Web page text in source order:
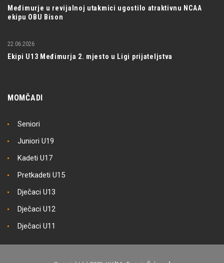
Međimurje u revijalnoj utakmici ugostilo atraktivnu NCAA
ekipu OBU Bison
Ekipi U13 Međimurja 2. mjesto u Ligi prijateljstva
22.06.2026
MOMČADI
Seniori
Juniori U19
Kadeti U17
Pretkadeti U15
Dječaci U13
Dječaci U12
Dječaci U11